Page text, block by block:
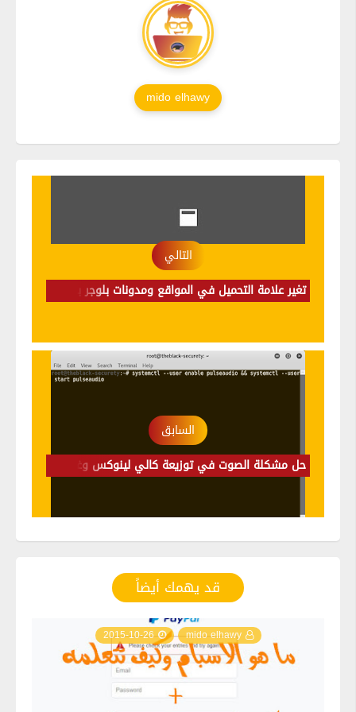
mido elhawy
التالي
السابق
قد يهمك أيضاً
mido elhawy
2015-10-26